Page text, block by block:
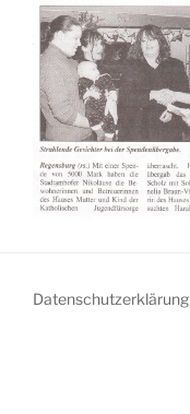
Datenschutzerklärung